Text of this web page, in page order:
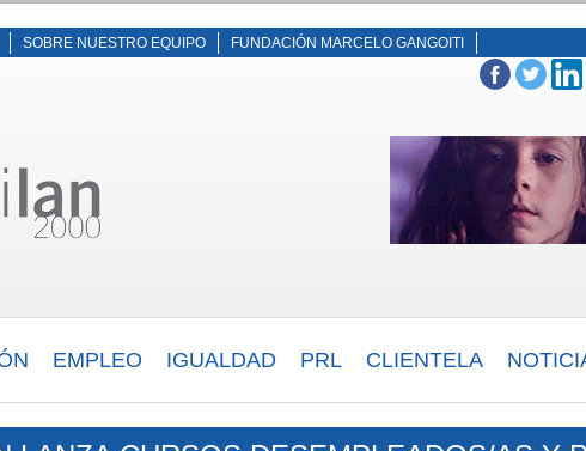
SOBRE NUESTRO EQUIPO FUNDACIÓN MARCELO GANGOITI
EMPLEO IGUALDAD PRL CLIENTELA